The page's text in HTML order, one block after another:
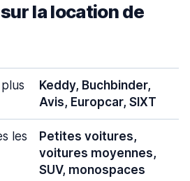
la location de
Keddy, Buchbinder,
Avis, Europcar, SIXT
les
Petites voitures,
voitures moyennes,
SUV, monospaces